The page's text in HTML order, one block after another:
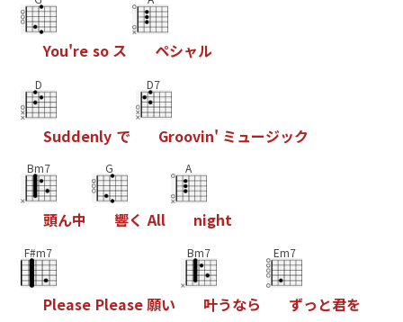
You're so ス ペシャル
D
Suddenly で
D7
Groovin' ミュージック
Bm7
頭ん中
G
響く All
A
night
F#m7
Please Please願い
Bm7
叶うなら
Em7
ずっ と君を